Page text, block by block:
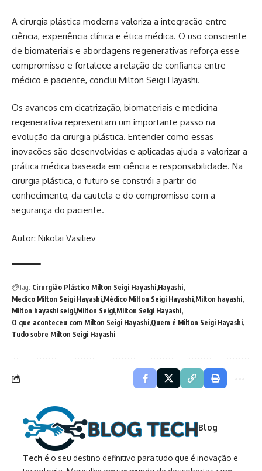
A cirurgia plástica moderna valoriza a integração entre
ciência, experiência clínica e ética médica. O uso consciente
de biomateriais e abordagens regenerativas reforça esse
compromisso e fortalece a relação de confiança entre
médico e paciente, conclui Milton Seigi Hayashi.
Os avanços em cicatrização, biomateriais e medicina
regenerativa representam um importante passo na
evolução da cirurgia plástica. Entender como essas
inovações são desenvolvidas e aplicadas ajuda a valorizar a
prática médica baseada em ciência e responsabilidade. Na
cirurgia plástica, o futuro se constrói a partir do
conhecimento, da cautela e do compromisso com a
segurança do paciente.
Autor: Nikolai Vasiliev
Tag: Cirurgião Plástico Milton Seigi Hayashi Hayashi
Medico Milton Seigi Hayashi Médico Milton Seigi Hayashi Milton hayashi
Milton hayashi seigi Milton Seigi Milton Seigi Hayashi
O que aconteceu com Milton Seigi Hayashi Quem é Milton Seigi Hayashi
Tudo sobre Milton Seigi Hayashi
Blog
Tech é o seu destino definitivo para tudo que é inovação e